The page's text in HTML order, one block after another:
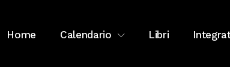
Home Calendario Libri